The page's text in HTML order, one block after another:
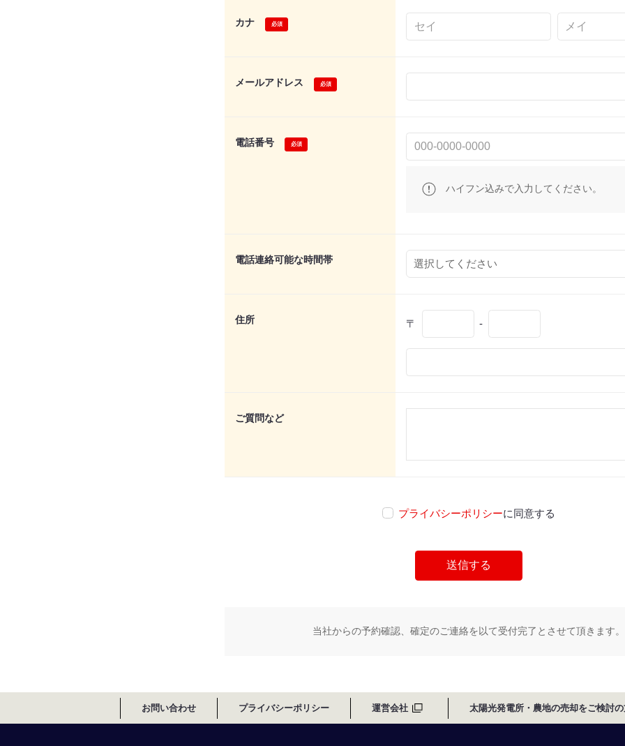
カナ
メールアドレス
電話番号
ハイフン込みで入力してください。
電話連絡可能な時間帯
住所 〒 -
ご質問など
プライバシーポリシーに同意する
当社からの予約確認、確定のご連絡を以て受付完了とさせて頂きます。
お問い合わせ プライバシーポリシー 運営会社 太陽光発電所・農地の売却をご検討